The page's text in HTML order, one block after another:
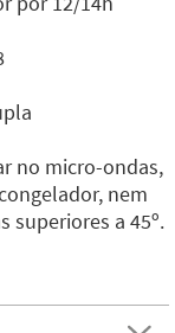
no micro-ondas,
nem
superiores a 45º.